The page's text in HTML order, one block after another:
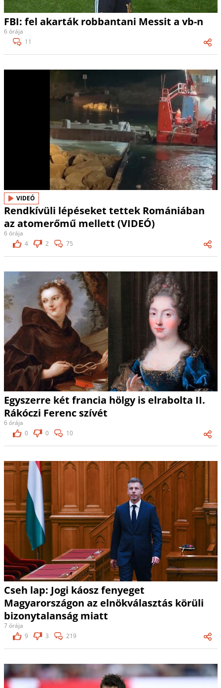
FBI: fel akarták robbantani Messit a vb-n
6 órája
11
VIDEÓ
Rendkívüli lépéseket tettek Romániában
az atomerőmű mellett (VIDEÓ)
6 órája
4
2 75
Egyszerre két francia hölgy is elrabolta II.
Rákóczi Ferenc szívét
6 órája
0
0 10
Cseh lap: Jogi káosz fenyeget
Magyarországon az elnökválasztás körüli
bizonytalanság miatt
7 órája
9
3 219